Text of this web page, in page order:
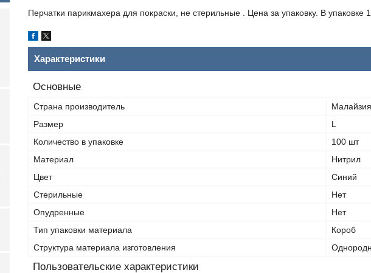
Перчатки парикмахера для покраски, не стерильные . Цена за упаковку. В упаковке
Характеристики
Основные
Страна производитель
Малайзия
Размер
L
Количество в упаковке
100 шт
Материал
Нитрил
Цвет
Синий
Стерильные
Нет
Опудренные
Нет
Тип упаковки материала
Короб
Структура материала изготовления
Пользовательские характеристики